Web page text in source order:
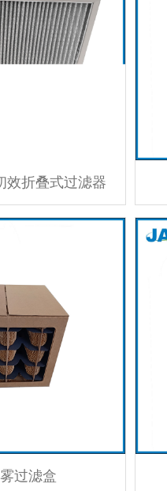
效折叠式过滤器
过滤盒